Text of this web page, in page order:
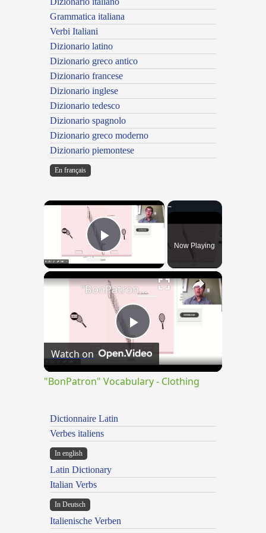
Grammatica italiana
Verbi Italiani
Dizionario latino
Dizionario greco antico
Dizionario francese
Dizionario inglese
Dizionario tedesco
Dizionario spagnolo
Dizionario greco moderno
Dizionario piemontese
En français
×
Play VideoNow Playing
×
Play
Video
"BonPatron" Vocabulary - Clothing
Watch on
"BonPatron" Vocabulary - Clothing
Dictionnaire Latin
Verbes italiens
In english
Latin Dictionary
Italian Verbs
In Deutsch
Italienische Verben